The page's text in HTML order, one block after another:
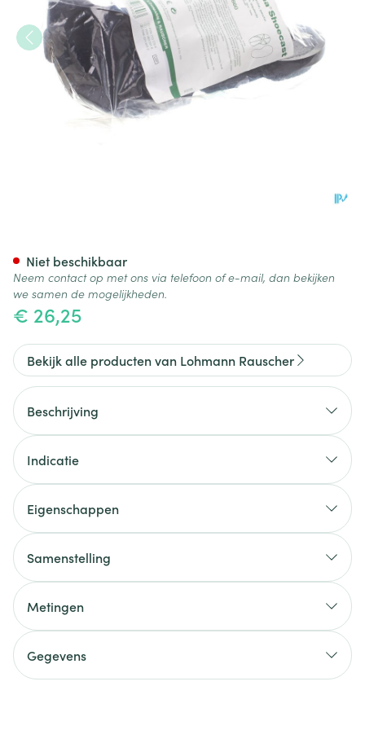
€ 26,25
Niet beschikbaar
Neem contact op met ons via telefoon of e-mail, dan bekijken
we samen de mogelijkheden.
Bekijk alle producten van Lohmann Rauscher
Beschrijving
Indicatie
Eigenschappen
Samenstelling
Metingen
Gegevens